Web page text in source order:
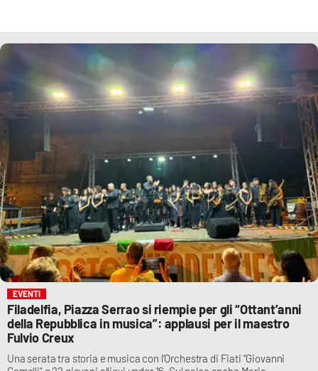
APPLE
EVENTI
Filadelfia, Piazza Serrao si riempie per gli “Ottant’anni
della Repubblica in musica”: applausi per il maestro
Fulvio Creux
Una serata tra storia e musica con l’Orchestra di Fiati “Giovanni